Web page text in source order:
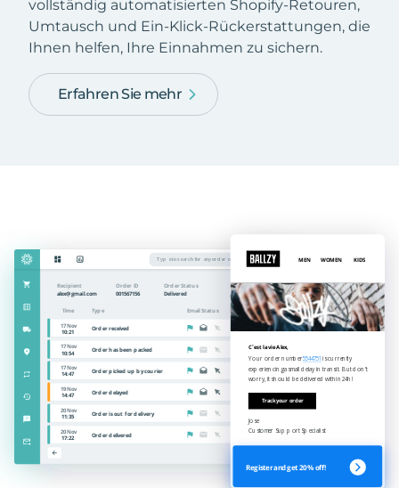
vollständig automatisierten Shopify-Retouren,
Umtausch und Ein-Klick-Rückerstattungen, die
Ihnen helfen, Ihre Einnahmen zu sichern.
Erfahren Sie mehr